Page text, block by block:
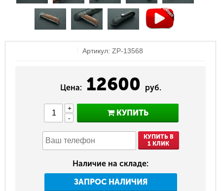
Артикул: ZP-13568
Цена: 12600 руб.
+
-
КУПИТЬ
КУПИТЬ В
1 КЛИК
Наличие на складе:
ЗАПРОС НАЛИЧИЯ